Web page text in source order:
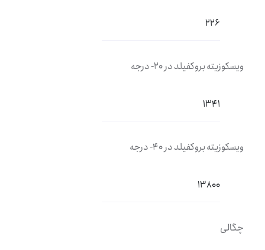
226
ویسکوزیته بروکفیلد در 20- درجه
1341
ویسکوزیته بروکفیلد در 40- درجه
13800
چگالی